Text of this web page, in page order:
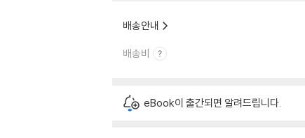
배송안내
배송비
eBook이 출간되면 알려드립니다.